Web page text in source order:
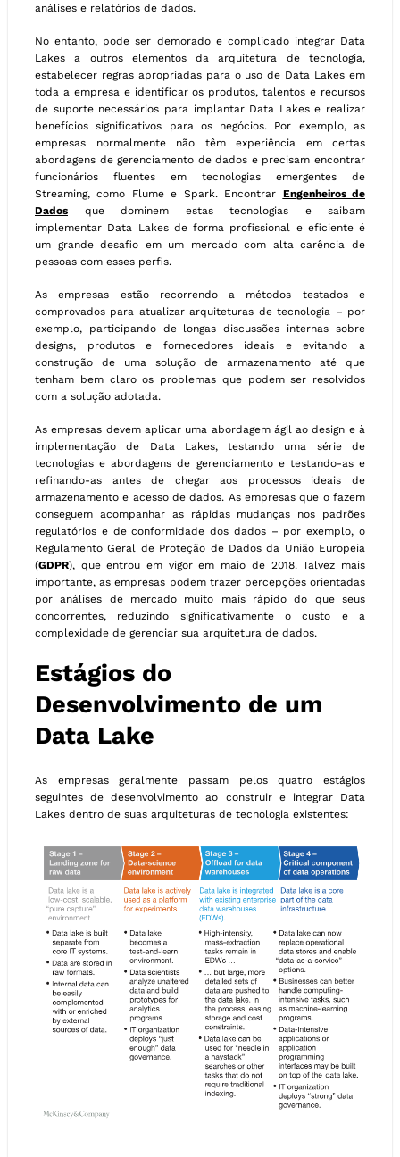
análises e relatórios de dados.
No entanto, pode ser demorado e complicado integrar Data
Lakes a outros elementos da arquitetura de tecnologia,
estabelecer regras apropriadas para o uso de Data Lakes em
toda a empresa e identificar os produtos, talentos e recursos
de suporte necessários para implantar Data Lakes e realizar
benefícios significativos para os negócios. Por exemplo, as
empresas normalmente não têm experiência em certas
abordagens de gerenciamento de dados e precisam encontrar
funcionários fluentes em tecnologias emergentes de
Streaming, como Flume e Spark. Encontrar Engenheiros de
Dados que dominem estas tecnologias e saibam
implementar Data Lakes de forma profissional e eficiente é
um grande desafio em um mercado com alta carência de
pessoas com esses perfis.
As empresas estão recorrendo a métodos testados e
comprovados para atualizar arquiteturas de tecnologia – por
exemplo, participando de longas discussões internas sobre
designs, produtos e fornecedores ideais e evitando a
construção de uma solução de armazenamento até que
tenham bem claro os problemas que podem ser resolvidos
com a solução adotada.
As empresas devem aplicar uma abordagem ágil ao design e à
implementação de Data Lakes, testando uma série de
tecnologias e abordagens de gerenciamento e testando-as e
refinando-as antes de chegar aos processos ideais de
armazenamento e acesso de dados. As empresas que o fazem
conseguem acompanhar as rápidas mudanças nos padrões
regulatórios e de conformidade dos dados – por exemplo, o
Regulamento Geral de Proteção de Dados da União Europeia
(GDPR), que entrou em vigor em maio de 2018. Talvez mais
importante, as empresas podem trazer percepções orientadas
por análises de mercado muito mais rápido do que seus
concorrentes, reduzindo significativamente o custo e a
complexidade de gerenciar sua arquitetura de dados.
Estágios do
Desenvolvimento de um
Data Lake
As empresas geralmente passam pelos quatro estágios
seguintes de desenvolvimento ao construir e integrar Data
Lakes dentro de suas arquiteturas de tecnologia existentes: